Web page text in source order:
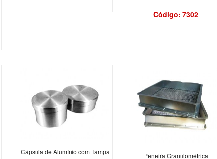
Código: 7302
Cápsula de Alumínio com Tampa
Peneira Granulométrica